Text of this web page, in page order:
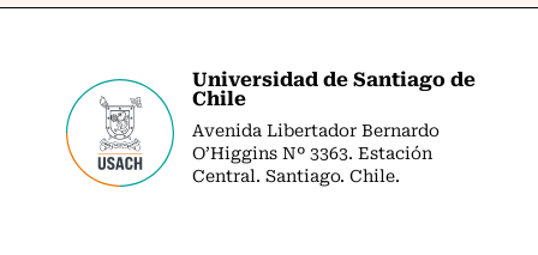
Universidad de Santiago de
Chile
Avenida Libertador Bernardo
O’Higgins Nº 3363. Estación
Central. Santiago. Chile.